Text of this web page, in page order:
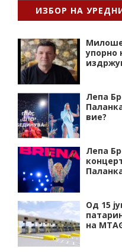
ИЗБОР НА
упорно
Лепа
вие?
Лепа
Од 15
на